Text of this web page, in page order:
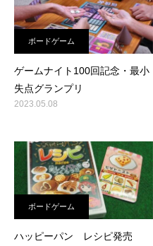
ボードゲーム
ゲームナイト100回記念・最小
失点グランプリ
2023.05.08
ボードゲーム
ハッピーパン レシピ発売